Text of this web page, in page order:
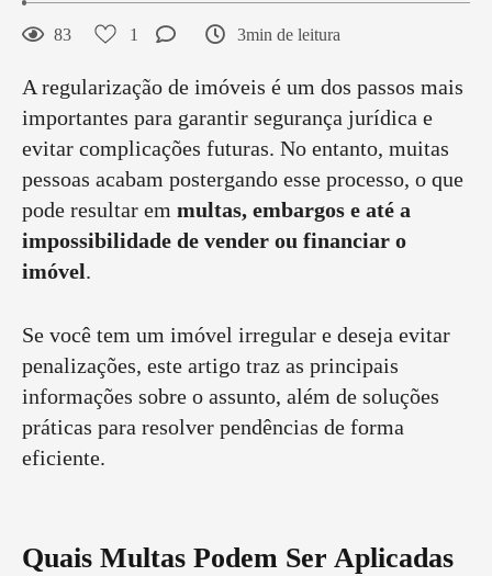
83 1 3min de leitura
A regularização de imóveis é um dos passos mais
importantes para garantir segurança jurídica e
evitar complicações futuras. No entanto, muitas
pessoas acabam postergando esse processo, o que
pode resultar em multas, embargos e até a
impossibilidade de vender ou financiar o
imóvel.
Se você tem um imóvel irregular e deseja evitar
penalizações, este artigo traz as principais
informações sobre o assunto, além de soluções
práticas para resolver pendências de forma
eficiente.
Quais Multas Podem Ser Aplicadas